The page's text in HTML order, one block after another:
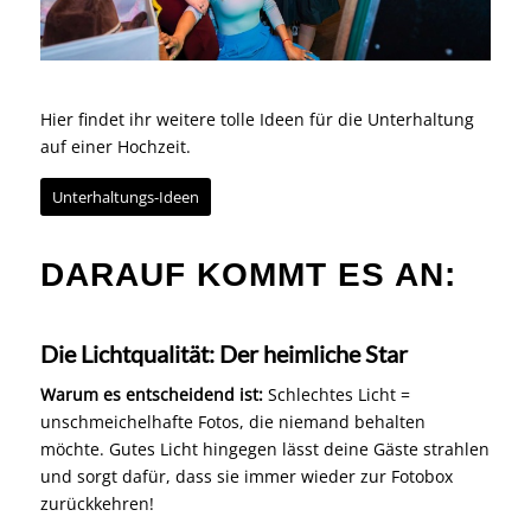
Hier findet ihr weitere tolle Ideen für die Unterhaltung
auf einer Hochzeit.
Unterhaltungs-Ideen
DARAUF KOMMT ES AN:
Die Lichtqualität: Der heimliche Star
Warum es entscheidend ist:Schlechtes Licht =
unschmeichelhafte Fotos, die niemand behalten
möchte. Gutes Licht hingegen lässt deine Gäste strahlen
und sorgt dafür, dass sie immer wieder zur Fotobox
zurückkehren!